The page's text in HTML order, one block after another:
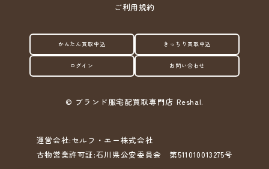
ご利用規約
かんたん買取申込 きっちり買取申込
ログイン お問い合わせ
© ブランド服宅配買取専門店 Reshal.
運営会社:セルフ・エー株式会社
古物営業許可証:石川県公安委員会 第511010013275号